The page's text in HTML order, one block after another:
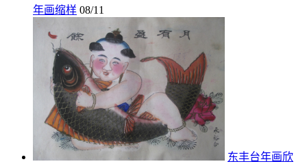
年画缩样 08/11
东丰台年画欣